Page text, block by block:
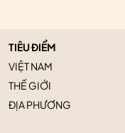
TIÊU ĐIỂM
VIỆT NAM
THẾ GIỚI
ĐỊA PHƯƠNG